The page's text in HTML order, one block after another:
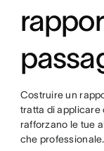
Costruire un
tratta di applicare
rafforzano le tue
che professionale.